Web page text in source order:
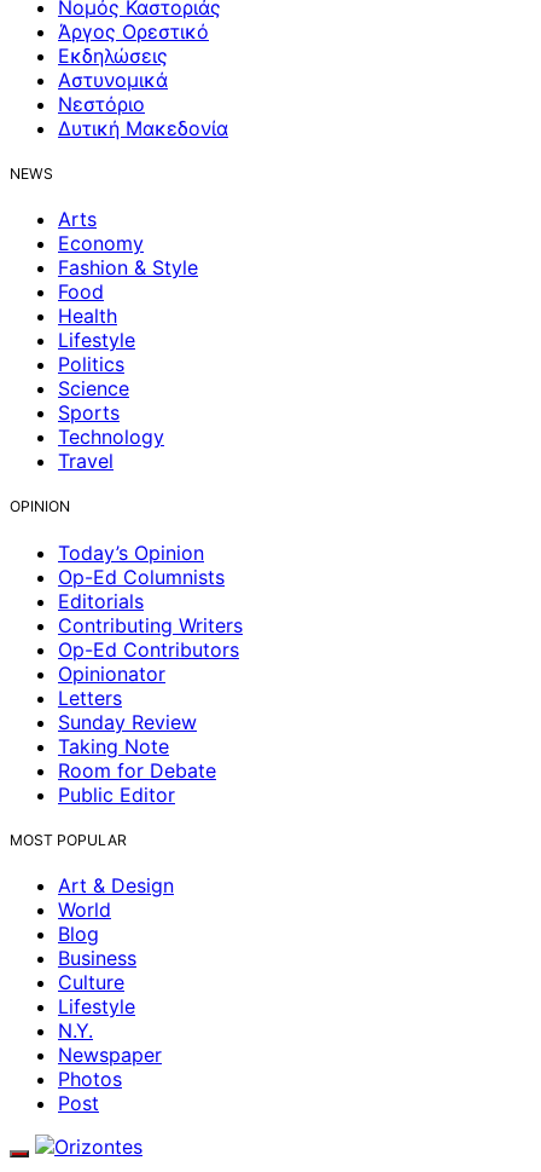
Νομός Καστοριάς
Άργος Ορεστικό
Εκδηλώσεις
Αστυνομικά
Νεστόριο
Δυτική Μακεδονία
NEWS
Arts
Economy
Fashion & Style
Food
Health
Lifestyle
Politics
Science
Sports
Technology
Travel
OPINION
Today’s Opinion
Op-Ed Columnists
Editorials
Contributing Writers
Op-Ed Contributors
Opinionator
Letters
Sunday Review
Taking Note
Room for Debate
Public Editor
MOST POPULAR
Art & Design
World
Blog
Business
Culture
Lifestyle
N.Y.
Newspaper
Photos
Post